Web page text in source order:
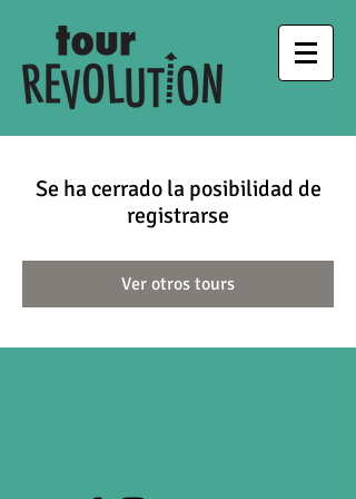
Se ha cerrado la posibilidad de
registrarse
Ver otros tours